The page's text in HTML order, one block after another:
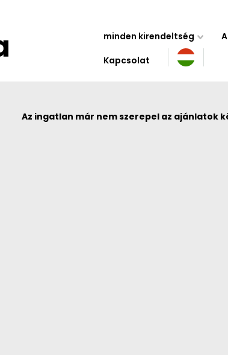
minden kirendeltség
Kapcsolat
Az ingatlan már nem szerepel az ajánlatok